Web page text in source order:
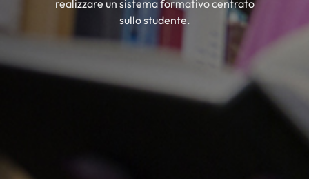
realizzare un sistema formativo centrato
sullo studente.